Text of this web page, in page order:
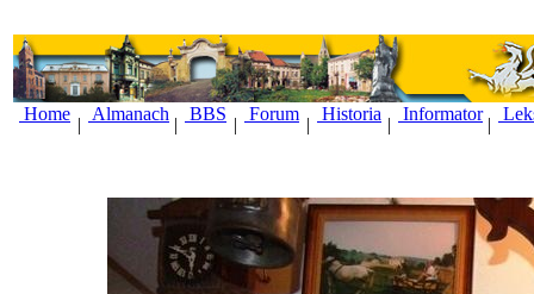
Home
|
Almanach
|
BBS
|
Forum
|
Historia
|
Informator
|